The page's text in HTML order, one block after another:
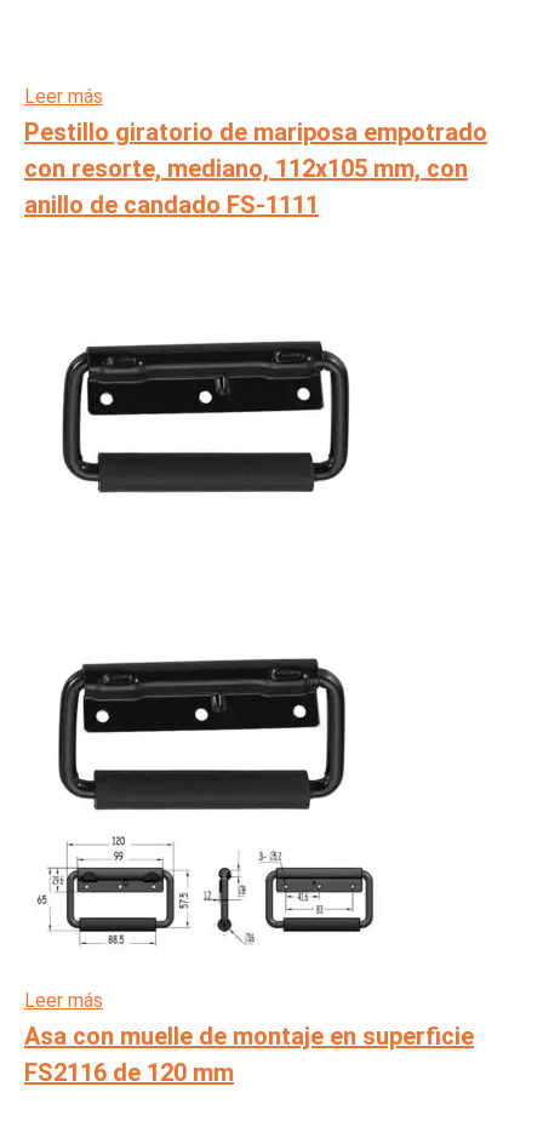
Leer más
Pestillo giratorio de mariposa empotrado
con resorte, mediano, 112x105 mm, con
anillo de candado FS-1111
Leer más
Asa con muelle de montaje en superficie
FS2116 de 120 mm